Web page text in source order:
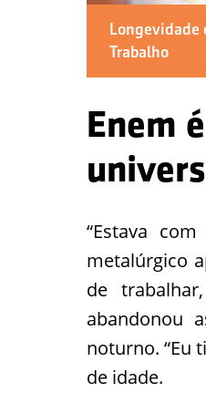
Longevidade
Trabalho
Enem
“Estava
metalúrgico
de
abandonou
noturno. “Eu
de idade.